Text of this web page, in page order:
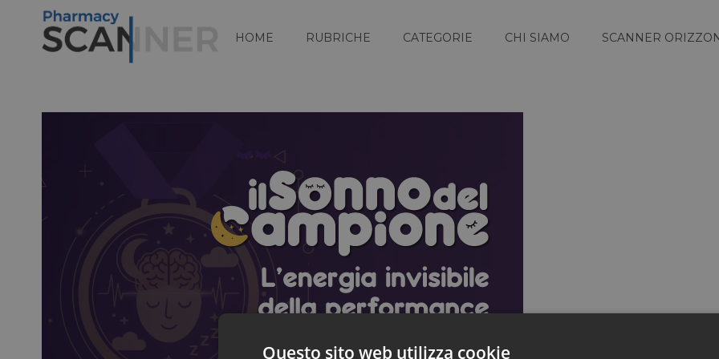
HOME RUBRICHE CATEGORIE CHI SIAMO SCANNER
Questo sito web utilizza cookie